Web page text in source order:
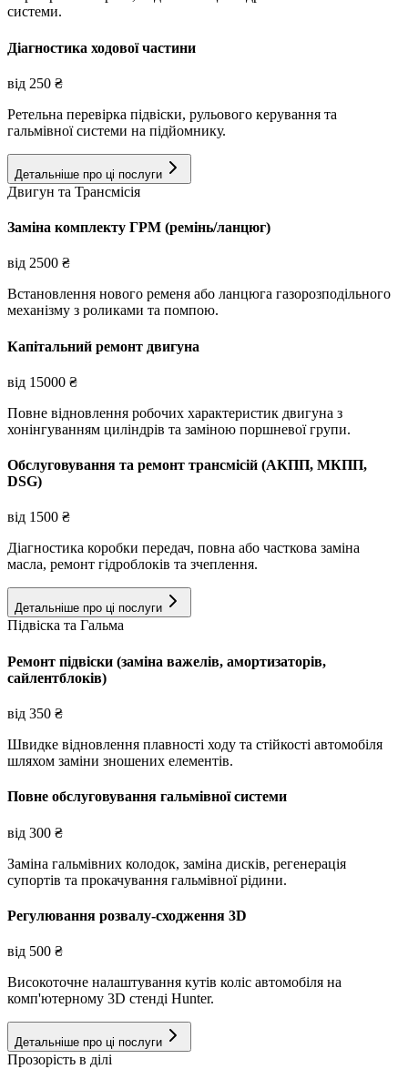
системи.
Діагностика ходової частини
від 250 ₴
Ретельна перевірка підвіски, рульового керування та
гальмівної системи на підйомнику.
Детальніше про ці послуги
Двигун та Трансмісія
Заміна комплекту ГРМ (ремінь/ланцюг)
від 2500 ₴
Встановлення нового ременя або ланцюга газорозподільного
механізму з роликами та помпою.
Капітальний ремонт двигуна
від 15000 ₴
Повне відновлення робочих характеристик двигуна з
хонінгуванням циліндрів та заміною поршневої групи.
Обслуговування та ремонт трансмісій (АКПП, МКПП,
DSG)
від 1500 ₴
Діагностика коробки передач, повна або часткова заміна
масла, ремонт гідроблоків та зчеплення.
Детальніше про ці послуги
Підвіска та Гальма
Ремонт підвіски (заміна важелів, амортизаторів,
сайлентблоків)
від 350 ₴
Швидке відновлення плавності ходу та стійкості автомобіля
шляхом заміни зношених елементів.
Повне обслуговування гальмівної системи
від 300 ₴
Заміна гальмівних колодок, заміна дисків, регенерація
супортів та прокачування гальмівної рідини.
Регулювання розвалу-сходження 3D
від 500 ₴
Високоточне налаштування кутів коліс автомобіля на
комп'ютерному 3D стенді Hunter.
Детальніше про ці послуги
Прозорість в ділі